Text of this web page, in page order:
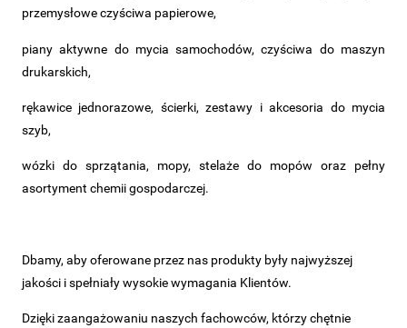
przemysłowe czyściwa papierowe,
piany aktywne do mycia samochodów, czyściwa do maszyn
drukarskich,
rękawice jednorazowe, ścierki, zestawy i akcesoria do mycia
szyb,
wózki do sprzątania, mopy, stelaże do mopów oraz pełny
asortyment chemii gospodarczej.
Dbamy, aby oferowane przez nas produkty były najwyższej
jakości i spełniały wysokie wymagania Klientów.
Dzięki zaangażowaniu naszych fachowców, którzy chętnie